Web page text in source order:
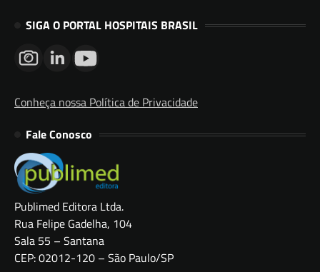
SIGA O PORTAL HOSPITAIS BRASIL
Conheça nossa Política de Privacidade
Fale Conosco
Publimed Editora Ltda.
Rua Felipe Gadelha, 104
Sala 55 – Santana
CEP: 02012-120 – São Paulo/SP